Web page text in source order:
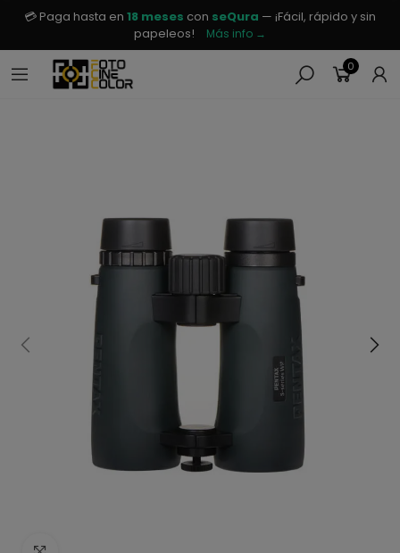
💳 Paga hasta en 18 meses con seQura — ¡Fácil, rápido y sin
papeleos!
Más info →
0